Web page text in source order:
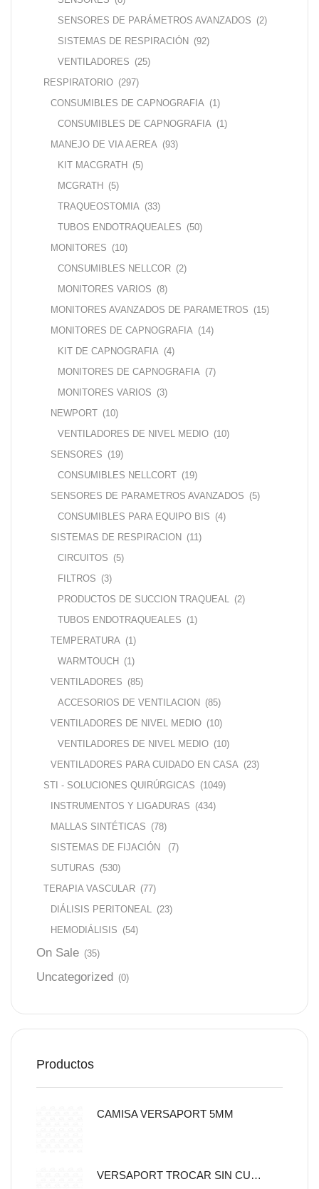
SENSORES DE PARÁMETROS AVANZADOS (2)
SISTEMAS DE RESPIRACIÓN
(92)
VENTILADORES (25)
RESPIRATORIO (297)
CONSUMIBLES DE CAPNOGRAFIA (1)
CONSUMIBLES DE CAPNOGRAFIA (1)
MANEJO DE VIA AEREA (93)
KIT MACGRATH
(5)
MCGRATH
(5)
TRAQUEOSTOMIA (33)
TUBOS ENDOTRAQUEALES (50)
MONITORES (10)
CONSUMIBLES NELLCOR (2)
MONITORES VARIOS (8)
MONITORES AVANZADOS DE PARAMETROS (15)
MONITORES DE CAPNOGRAFIA (14)
KIT DE CAPNOGRAFIA (4)
MONITORES DE CAPNOGRAFIA (7)
MONITORES VARIOS (3)
NEWPORT (10)
VENTILADORES DE NIVEL MEDIO (10)
SENSORES (19)
CONSUMIBLES NELLCORT (19)
SENSORES DE PARAMETROS AVANZADOS (5)
CONSUMIBLES PARA EQUIPO BIS (4)
SISTEMAS DE RESPIRACION
(11)
CIRCUITOS (5)
FILTROS (3)
PRODUCTOS DE SUCCION TRAQUEAL
(2)
TUBOS ENDOTRAQUEALES (1)
TEMPERATURA (1)
WARMTOUCH
(1)
VENTILADORES (85)
ACCESORIOS DE VENTILACION
(85)
VENTILADORES DE NIVEL MEDIO (10)
VENTILADORES DE NIVEL MEDIO (10)
VENTILADORES PARA CUIDADO EN CASA (23)
STI - SOLUCIONES QUIRÚRGICAS (1049)
INSTRUMENTOS Y LIGADURAS (434)
MALLAS SINTÉTICAS (78)
SISTEMAS DE FIJACIÓN
(7)
SUTURAS (530)
TERAPIA VASCULAR (77)
DIÁLISIS PERITONEAL
(23)
HEMODIÁLISIS (54)
On Sale (35)
Uncategorized (0)
Productos
CAMISA VERSAPORT 5MM
VERSAPORT TROCAR SIN CUCHILLA CON CANULA DE FIJACION 5MM